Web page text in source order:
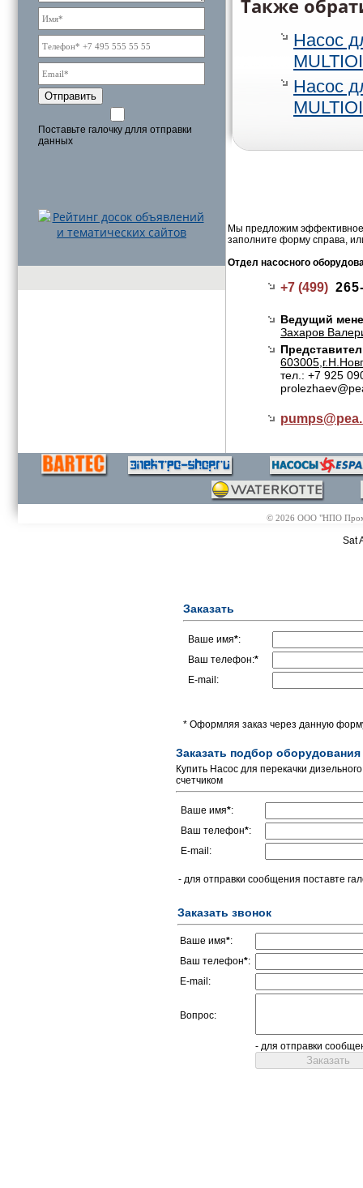
Отправить
Поставьте галочку длля отправки
данных
Также
Насос
Насос
Мы предложим эффективное
заполните форму справа,
Отдел насосного
+7 (499)
Ведущий
Захаров
тел.: +7 925
pumps@
© 2026 ООО "НПО
Sat
Заказать
Ваше имя*:
Ваш телефон:*
E-mail:
* Оформляя заказ через данную
Заказать подбор оборудования
Купить Насос для перекачки
счетчиком
Ваше имя*:
Ваш телефон*:
E-mail:
- для отправки сообщения поставте
Заказать звонок
Ваше имя*:
Ваш телефон*:
E-mail:
Вопрос:
- для отправки